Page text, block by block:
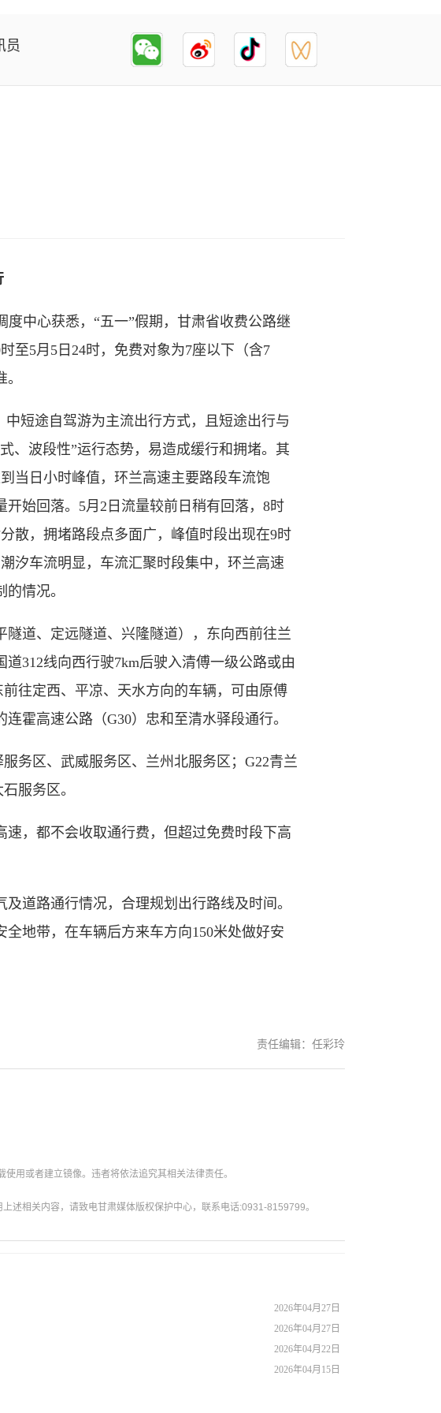
员
中心获悉，“五一”假期，甘肃省收费公路继
至5月5日24时，免费对象为7座以下（含7
短途自驾游为主流出行方式，且短途出行与
、波段性”运行态势，易造成缓行和拥堵。其
当日小时峰值，环兰高速主要路段车流饱
始回落。5月2日流量较前日稍有回落，8时
散，拥堵路段点多面广，峰值时段出现在9时
汐车流明显，车流汇聚时段集中，环兰高速
情况。
道、定远隧道、兴隆隧道），东向西前往兰
312线向西行驶7km后驶入清傅一级公路或由
往定西、平凉、天水方向的车辆，可由原傅
霍高速公路（G30）忠和至清水驿段通行。
区、武威服务区、兰州北服务区；G22青兰
服务区。
，都不会收取通行费，但超过免费时段下高
道路通行情况，合理规划出行路线及时间。
地带，在车辆后方来车方向150米处做好安
责任编辑：任彩玲
用或者建立镜像。违者将依法追究其相关法律责任。
述相关内容，请致电甘肃媒体版权保护中心，联系电话:0931-8159799。
2026年04月27日
2026年04月27日
2026年04月22日
2026年04月15日